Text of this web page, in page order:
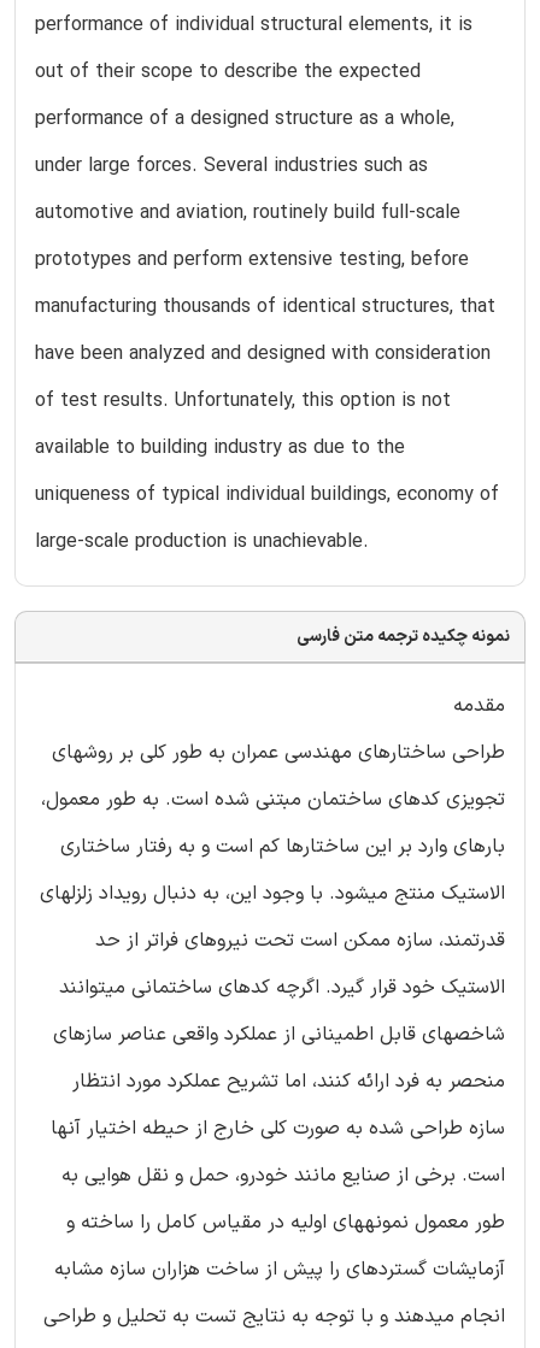
performance of individual structural elements, it is
out of their scope to describe the expected
performance of a designed structure as a whole,
under large forces. Several industries such as
automotive and aviation, routinely build full-scale
prototypes and perform extensive testing, before
manufacturing thousands of identical structures, that
have been analyzed and designed with consideration
of test results. Unfortunately, this option is not
available to building industry as due to the
uniqueness of typical individual buildings, economy of
large-scale production is unachievable.
نمونه چکیده ترجمه متن فارسی
مقدمه
طراحی ساختارهای مهندسی عمران به طور کلی بر روشهای
تجویزی کدهای ساختمان مبتنی شده است. به طور معمول،
بارهای وارد بر این ساختارها کم است و به رفتار ساختاری
الاستیک منتج میشود. با وجود این، به دنبال رویداد زلزلهای
قدرتمند، سازه ممکن است تحت نیروهای فراتر از حد
الاستیک خود قرار گیرد. اگرچه کدهای ساختمانی میتوانند
شاخصهای قابل اطمینانی از عملکرد واقعی عناصر سازهای
منحصر به فرد ارائه کنند، اما تشریح عملکرد مورد انتظار
سازه طراحی شده به صورت کلی خارج از حیطه اختیار آنها
است. برخی از صنایع مانند خودرو، حمل و نقل هوایی به
طور معمول نمونههای اولیه در مقیاس کامل را ساخته و
آزمایشات گستردهای را پیش از ساخت هزاران سازه مشابه
انجام میدهند و با توجه به نتایج تست به تحلیل و طراحی